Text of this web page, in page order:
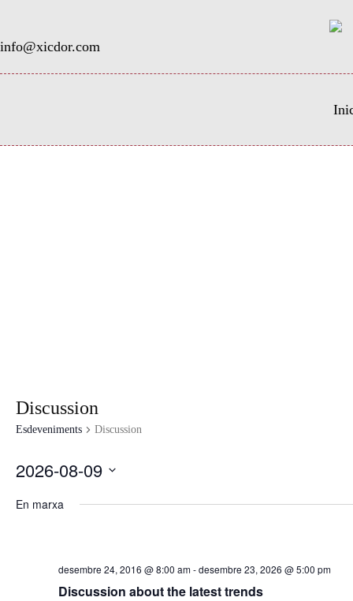
info@xicdor.com
Discussion
Esdeveniments Discussion
2026-08-09
Selecciona
En marxa
desembre 24, 2016 @ 8:00 am-desembre 23, 2026 @ 5:00 pm
Discussion about the latest trends